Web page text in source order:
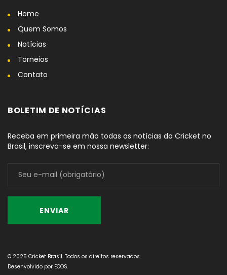
Home
Quem Somos
Notícias
Torneios
Contato
BOLETIM DE NOTÍCIAS
Receba em primeira mão todas as notícias do Cricket no
Brasil, inscreva-se em nossa newsletter:
© 2025 Cricket Brasil. Todos os direitos reservados.
Desenvolvido por ECOS.